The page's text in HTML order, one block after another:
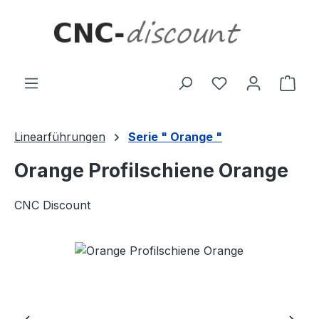
Linearführungen Serie " Orange "
Orange Profilschiene Orange
CNC Discount
Bildergalerie überspringen